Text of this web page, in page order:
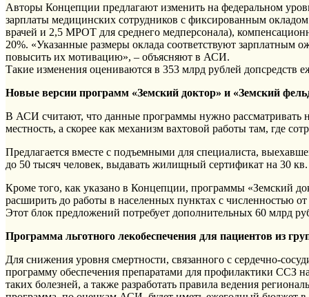
Авторы Концепции предлагают изменить на федеральном
зарплаты медицинских сотрудников с фиксированным
врачей и 2,5 МРОТ для среднего медперсонала),
20%. «Указанные размеры оклада соответствуют зарплатным
повысить их мотивацию», – объясняют в АСИ.
Такие изменения оцениваются в 353 млрд рублей допсредств
Новые версии программ «Земский доктор» и «Земский
В АСИ считают, что данные программы нужно рассматривать
местность, а скорее как механизм вахтовой работы там, где
Предлагается вместе с подъемными для специалиста,
до 50 тысяч человек, выдавать жилищный сертификат на 30
Кроме того, как указано в Концепции, программы «Земский
расширить до работы в населенных пунктах с численностью
Этот блок предложений потребует дополнительных 60 млрд
Программа льготного лекобеспечения для пациентов из
Для снижения уровня смертности, связанного с сердечно-
программу обеспечения препаратами для профилактики ССЗ
таких болезней, а также разработать правила ведения